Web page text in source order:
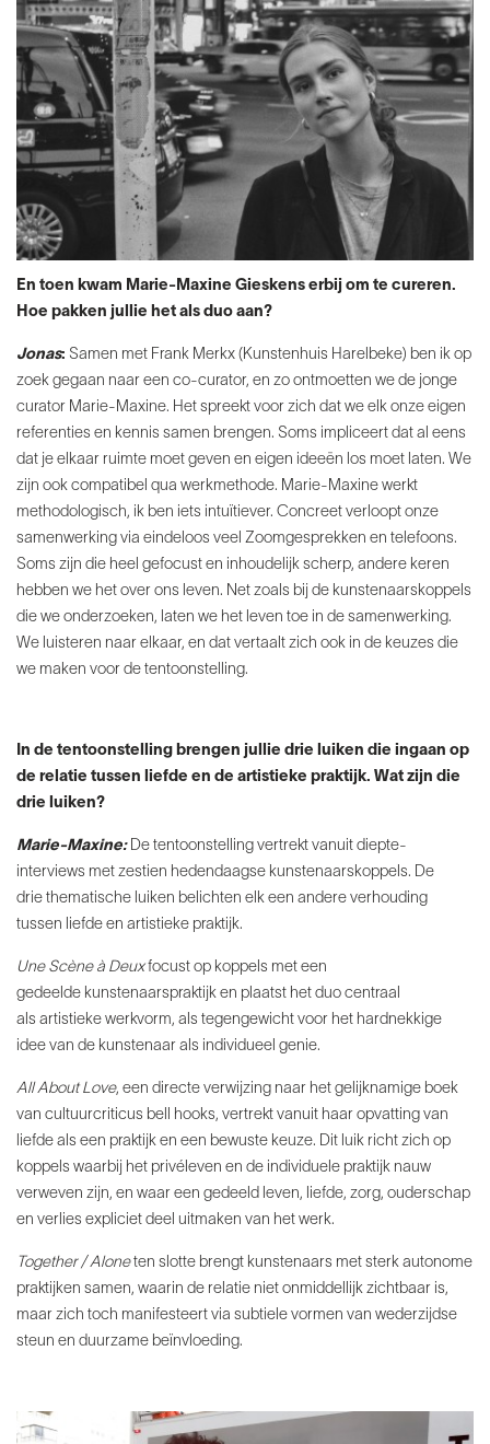
En toen kwam Marie-Maxine Gieskens erbij om te cureren.
Hoe pakken jullie het als duo aan?
Jonas: Samen met Frank Merkx (Kunstenhuis Harelbeke) ben ik op
zoek gegaan naar een co-curator, en zo ontmoetten we de jonge
curator Marie-Maxine. Het spreekt voor zich dat we elk onze eigen
referenties en kennis samen brengen. Soms impliceert dat al eens
dat je elkaar ruimte moet geven en eigen ideeën los moet laten. We
zijn ook compatibel qua werkmethode. Marie-Maxine werkt
methodologisch, ik ben iets intuïtiever. Concreet verloopt onze
samenwerking via eindeloos veel Zoomgesprekken en telefoons.
Soms zijn die heel gefocust en inhoudelijk scherp, andere keren
hebben we het over ons leven. Net zoals bij de kunstenaarskoppels
die we onderzoeken, laten we het leven toe in de samenwerking.
We luisteren naar elkaar, en dat vertaalt zich ook in de keuzes die
we maken voor de tentoonstelling.
In de tentoonstelling brengen jullie drie luiken die
ingaan op
de relatie tussen liefde en de artistieke praktijk. Wat zijn die
drie luiken?
Marie-Maxine:De tentoonstelling vertrekt vanuit diepte-
interviews met zestien hedendaagse kunstenaarskoppels. De
drie thematische luiken belichten elk een andere verhouding
tussen liefde en artistieke praktijk.
Une Scène à Deuxfocust op koppels met een
gedeelde kunstenaarspraktijk en plaatst het duo centraal
als artistieke werkvorm, als tegengewicht voor het hardnekkige
idee van de kunstenaar als individueel genie.
All About Love, een directe verwijzing naar het gelijknamige boek
van cultuurcriticus bell hooks, vertrekt vanuit haar opvatting van
liefde als een praktijk en een bewuste keuze. Dit luik richt zich op
koppels waarbij het privéleven en de individuele praktijk nauw
verweven zijn, en waar een gedeeld leven, liefde, zorg, ouderschap
en verlies expliciet deel uitmaken van het werk.
Together / Aloneten slotte brengt kunstenaars met sterk autonome
praktijken samen, waarin de relatie niet onmiddellijk zichtbaar is,
maar zich toch manifesteert via subtiele vormen van wederzijdse
steun en duurzame beïnvloeding.